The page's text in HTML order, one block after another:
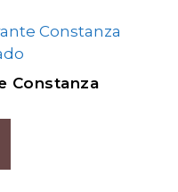
Constanza